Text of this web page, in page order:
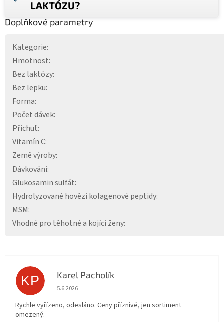
LAKTÓZU?
Doplňkové parametry
Kategorie:
Hmotnost:
Bez laktózy:
Bez lepku:
Forma:
Počet dávek:
Příchuť:
Vitamín C:
Země výroby:
Dávkování:
Glukosamin sulfát:
Hydrolyzované hovězí kolagenové peptidy:
MSM:
Vhodné pro těhotné a kojící ženy:
KP Karel Pacholík
Hodnocení obchodu je 4 z 5 hvězdiček.
5.6.2026
Rychle vyřízeno, odesláno. Ceny příznivé, jen sortiment
omezený.